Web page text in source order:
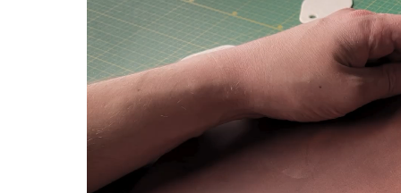
ー
ヤ
ー